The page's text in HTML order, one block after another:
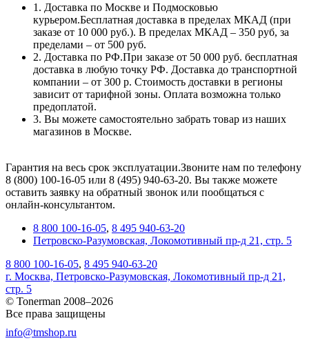
1. Доставка по Москве и Подмосковью
курьером.Бесплатная доставка в пределах МКАД (при
заказе от 10 000 руб.). В пределах МКАД – 350 руб, за
пределами – от 500 руб.
2. Доставка по РФ.При заказе от 50 000 руб. бесплатная
доставка в любую точку РФ. Доставка до транспортной
компании – от 300 р. Стоимость доставки в регионы
зависит от тарифной зоны. Оплата возможна только
предоплатой.
3. Вы можете самостоятельно забрать товар из наших
магазинов в Москве.
Гарантия на весь срок эксплуатации.Звоните нам по телефону
8 (800) 100-16-05 или 8 (495) 940-63-20. Вы также можете
оставить заявку на обратный звонок или пообщаться с
онлайн-консультантом.
8 800 100-16-05, 8 495 940-63-20
Петровско-Разумовская, Локомотивный пр-д 21, стр. 5
8 800 100-16-05, 8 495 940-63-20
г. Москва, Петровско-Разумовская, Локомотивный пр-д 21,
стр. 5
© Tonerman 2008–2026
Все права защищены
info@tmshop.ru